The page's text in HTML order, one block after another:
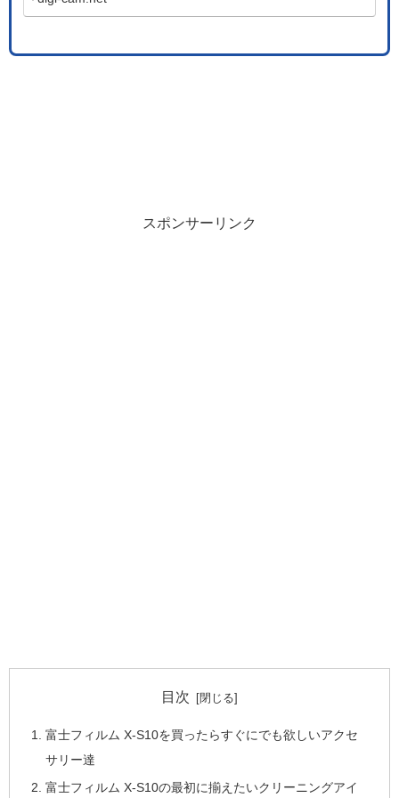
スポンサーリンク
目次
富士フィルム X-S10を買ったらすぐにでも欲しいアクセ
サリー達
富士フィルム X-S10の最初に揃えたいクリーニングアイ